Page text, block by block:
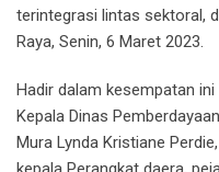
terintegrasi lintas sektoral,
Raya, Senin, 6 Maret 2023.
Hadir dalam kesempatan ini
Kepala Dinas
Mura Lynda Kristiane